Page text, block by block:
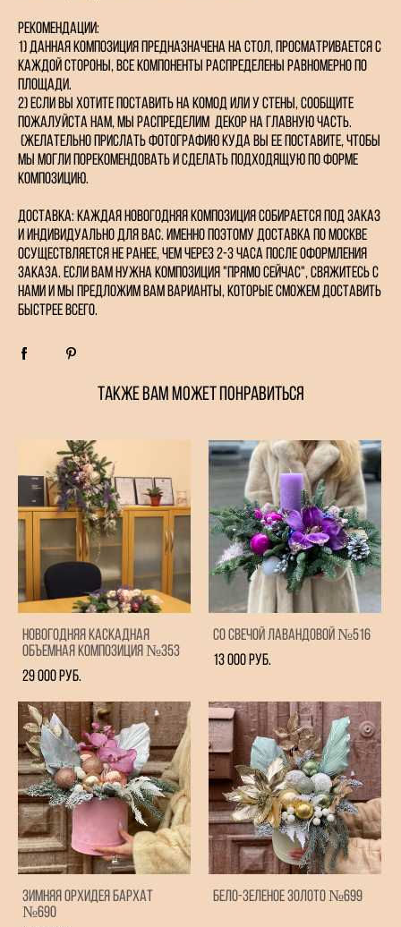
Рекомендации:
1) Данная композиция предназначена на стол, просматривается с
каждой стороны, все компоненты распределены равномерно по
площади.
2) Если вы хотите поставить на комод или у стены, сообщите
пожалуйста нам, мы распределим декор на главную часть.
(Желательно прислать фотографию куда вы ее поставите, чтобы
мы могли порекомендовать и сделать подходящую по форме
композицию.
Доставка: каждая новогодняя композиция собирается под заказ
и индивидуально для вас. Именно поэтому доставка по Москве
осуществляется не ранее, чем через 2-3 часа после оформления
заказа. Если вам нужна композиция "прямо сейчас", свяжитесь с
нами и мы предложим вам варианты, которые сможем доставить
быстрее всего.
ТАКЖЕ ВАМ МОЖЕТ ПОНРАВИТЬСЯ
Новогодняя каскадная
объемная композиция №353
29 000 pуб.
Со свечой Лавандовой №516
13 000 pуб.
Зимняя Орхидея бархат
№690
Бело-зеленое золото №699